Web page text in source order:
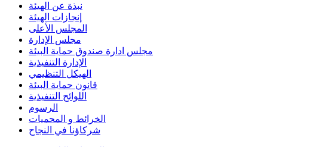
نبذة عن الهيئة
إنجازات الهيئة
المجلس الأعلى
مجلس الإدارة
مجلس ادارة صندوق حماية البيئة
الإدارة التنفيذية
الهيكل التنظيمي
قانون حماية البيئة
اللوائح التنفيذية
الرسوم
الخرائط و المحميات
شركاؤنا في النجاح